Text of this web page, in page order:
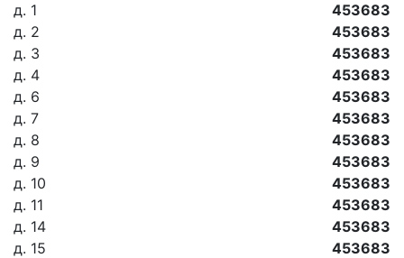
д. 1
453683
д. 2
453683
д. 3
453683
д. 4
453683
д. 6
453683
д. 7
453683
д. 8
453683
д. 9
453683
д. 10
453683
д. 11
453683
д. 14
453683
д. 15
453683